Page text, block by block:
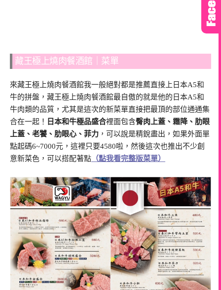
藏王極上燒肉餐酒館｜菜單
來藏王極上燒肉餐酒館我一般絕對都是推薦直接上日本A5和
牛的拼盤，藏王極上燒肉餐酒館最自傲的就是他的日本A5和
牛肉類的品質，尤其是這次的新菜單直接把最頂的部位通通集
合在一起！
日本和牛極品盛合裡面包含臀肉上蓋、霜降、肋眼
上蓋、老饕、肋眼心、菲力 ，可以說是精銳盡出，如果外面單
點起碼6~7000元，這裡只要4580啦，然後這次也推出不少創
意新菜色，可以搭配著點 （點我看完整版菜單）